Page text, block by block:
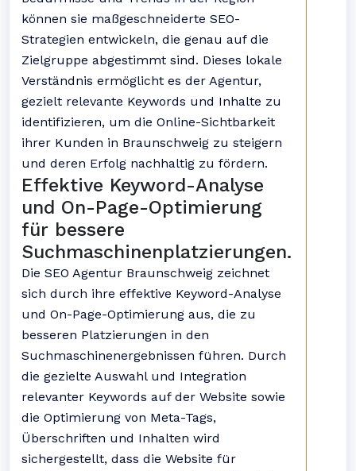
können sie maßgeschneiderte SEO-
Strategien entwickeln, die genau auf die
Zielgruppe abgestimmt sind. Dieses lokale
Verständnis ermöglicht es der Agentur,
gezielt relevante Keywords und Inhalte zu
identifizieren, um die Online-Sichtbarkeit
ihrer Kunden in Braunschweig zu steigern
und deren Erfolg nachhaltig zu fördern.
Effektive Keyword-Analyse
und On-Page-Optimierung
für bessere
Suchmaschinenplatzierungen.
Die SEO Agentur Braunschweig zeichnet
sich durch ihre effektive Keyword-Analyse
und On-Page-Optimierung aus, die zu
besseren Platzierungen in den
Suchmaschinenergebnissen führen. Durch
die gezielte Auswahl und Integration
relevanter Keywords auf der Website sowie
die Optimierung von Meta-Tags,
Überschriften und Inhalten wird
sichergestellt, dass die Website für